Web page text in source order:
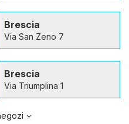
Brescia
Via San Zeno 7
Brescia
Via Triumplina 1